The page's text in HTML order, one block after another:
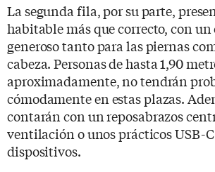
La segunda fila, por su parte,
habitable más que correcto, con un
generoso tanto para las piernas
cabeza. Personas de hasta 1,90
aproximadamente, no tendrán
cómodamente en estas plazas.
contarán con un reposabrazos
ventilación o unos prácticos USB-
dispositivos.